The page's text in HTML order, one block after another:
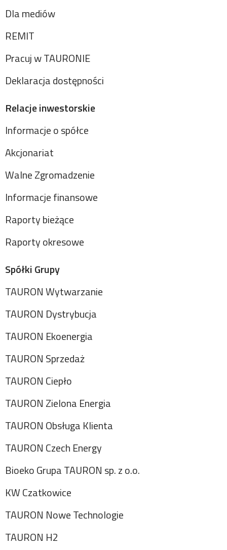
Dla mediów
REMIT
Pracuj w TAURONIE
Deklaracja dostępności
Relacje inwestorskie
Informacje o spółce
Akcjonariat
Walne Zgromadzenie
Informacje finansowe
Raporty bieżące
Raporty okresowe
Spółki Grupy
TAURON Wytwarzanie
TAURON Dystrybucja
TAURON Ekoenergia
TAURON Sprzedaż
TAURON Ciepło
TAURON Zielona Energia
TAURON Obsługa Klienta
TAURON Czech Energy
Bioeko Grupa TAURON sp. z o.o.
KW Czatkowice
TAURON Nowe Technologie
TAURON H2